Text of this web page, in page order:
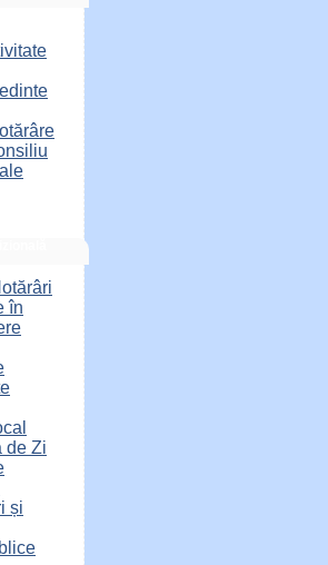
în
de Zi
și